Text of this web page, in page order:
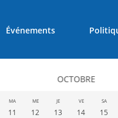
Événements
OCTOBRE
MA
11
ME
12
JE
13
VE
14
SA
15